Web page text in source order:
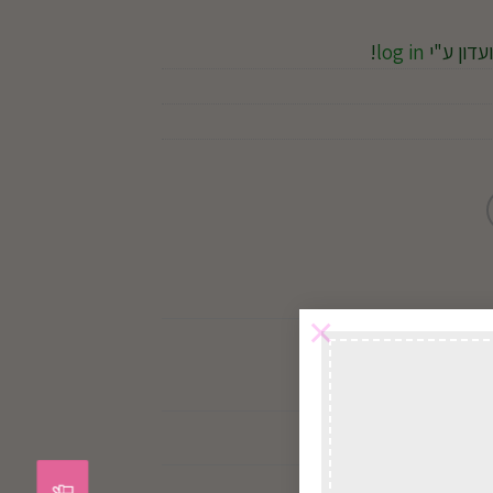
×
ע"י log in
!